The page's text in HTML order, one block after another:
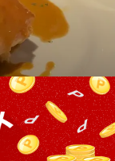
駅 徒歩5分
軽食メニューも
合わせ＋パン食べ
の牛ホホ肉の赤ワ
パスタランチ・ス
ールも提供！